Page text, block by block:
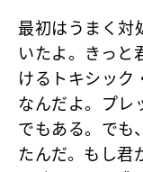
最初はうまく対
いたよ。きっと
けるトキシック
なんだよ。プレ
でもある。でも
たんだ。もし君